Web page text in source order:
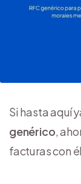
Si hasta aquí
genérico,
facturas con